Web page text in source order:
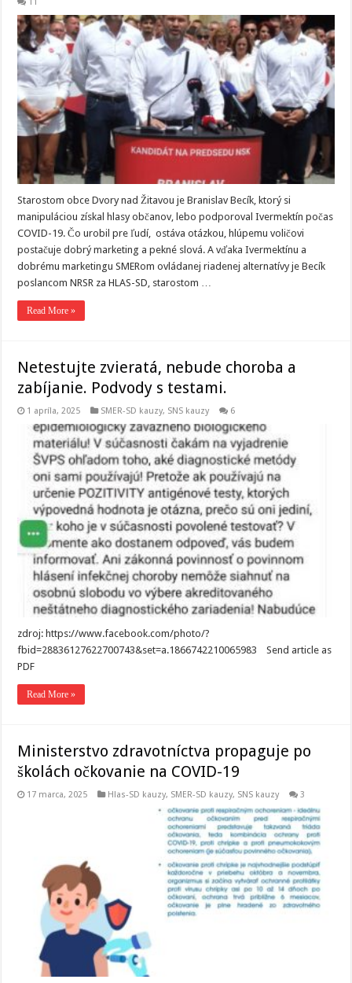
Starostom obce Dvory nad Žitavou je Branislav Becík, ktorý si
manipuláciou získal hlasy občanov, lebo podporoval Ivermektín počas
COVID-19. Čo urobil pre ľudí, ostáva otázkou, hlúpemu voličovi
postačuje dobrý marketing a pekné slová. A vďaka Ivermektínu a
dobrému marketingu SMERom ovládanej riadenej alternatívy je Becík
poslancom NRSR za HLAS-SD, starostom …
Read More »
Netestujte zvieratá, nebude choroba a
zabíjanie. Podvody s testami.
1 apríla, 2025 SMER-SD kauzy, SNS kauzy 6
zdroj: https://www.facebook.com/photo/?
fbid=28836127622700743&set=a.1866742210065983 Send article as
PDF
Read More »
Ministerstvo zdravotníctva propaguje po
školách očkovanie na COVID-19
17 marca, 2025 Hlas-SD kauzy, SMER-SD kauzy, SNS kauzy 3